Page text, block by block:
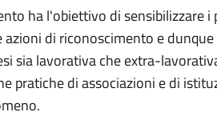
ha l'obiettivo di
azioni di riconoscimento e
sia lavorativa che extra-
pratiche di associazioni e di